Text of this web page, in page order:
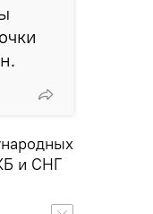
и СНГ